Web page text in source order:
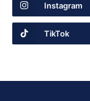
Instagram
TikTok